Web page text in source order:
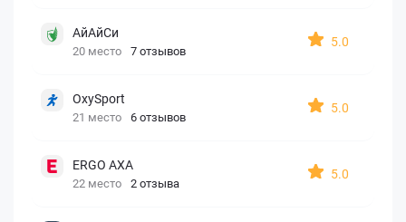
АйАйСи
20 место 7 отзывов
5.0
OxySport
21 место 6 отзывов
5.0
ERGO AXA
22 место 2 отзыва
5.0